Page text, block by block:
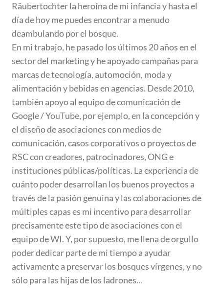
Räubertochter la heroína de mi infancia y hasta el
día de hoy me puedes encontrar a menudo
deambulando por el bosque.
En mi trabajo, he pasado los últimos 20 años en el
sector del marketing y he apoyado campañas para
marcas de tecnología, automoción, moda y
alimentación y bebidas en agencias. Desde 2010,
también apoyo al equipo de comunicación de
Google / YouTube, por ejemplo, en la concepción y
el diseño de asociaciones con medios de
comunicación, casos corporativos o proyectos de
RSC con creadores, patrocinadores, ONG e
instituciones públicas/políticas. La experiencia de
cuánto poder desarrollan los buenos proyectos a
través de la pasión genuina y las colaboraciones de
múltiples capas es mi incentivo para desarrollar
precisamente este tipo de asociaciones con el
equipo de WI. Y, por supuesto, me llena de orgullo
poder dedicar parte de mi tiempo a ayudar
activamente a preservar los bosques vírgenes, y no
sólo para las hijas de los ladrones...